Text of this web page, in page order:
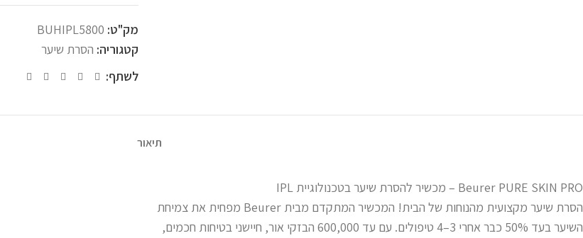
מק"ט: BUHIPL5800
קטגוריה: הסרת שיער
לשתף:
תיאור
Beurer PURE SKIN PRO – מכשיר להסרת שיער בטכנולוגיית IPL
הסרת שיער מקצועית מהנוחות של הבית! המכשיר המתקדם מבית Beurer מפחית את צמיחת
השיער בעד 50% כבר אחרי 3–4 טיפולים. עם עד 600,000 הבזקי אור, חיישני בטיחות חכמים,